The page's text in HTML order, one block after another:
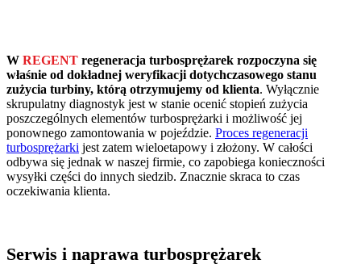
W REGENT regeneracja turbosprężarek rozpoczyna się
właśnie od dokładnej weryfikacji dotychczasowego stanu
zużycia turbiny, którą otrzymujemy od klienta. Wyłącznie
skrupulatny diagnostyk jest w stanie ocenić stopień zużycia
poszczególnych elementów turbosprężarki i możliwość jej
ponownego zamontowania w pojeździe. Proces regeneracji
turbosprężarki jest zatem wieloetapowy i złożony. W całości
odbywa się jednak w naszej firmie, co zapobiega konieczności
wysyłki części do innych siedzib. Znacznie skraca to czas
oczekiwania klienta.
Serwis i naprawa turbosprężarek